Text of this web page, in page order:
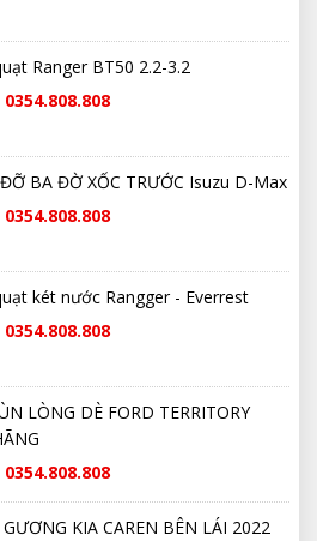
Ranger BT50 2.2-3.2
BA ĐỜ XỐC TRƯỚC Isuzu D-Max
két nước Rangger - Everrest
LÒNG DÈ FORD TERRITORY
KIA CAREN BÊN LÁI 2022